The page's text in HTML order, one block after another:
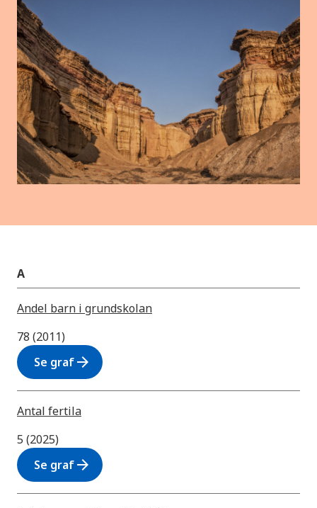
A
Andel barn i grundskolan
78 (2011)
Se grafarrow_forward
Antal fertila
5 (2025)
Se grafarrow_forward